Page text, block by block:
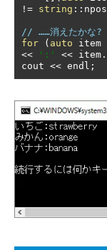
!= string :: npos
// ……消えたかな?
for
( auto item
<<
':' << item .
cout << endl ;